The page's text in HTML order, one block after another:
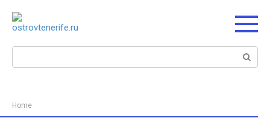
контенту
Поиск:
Home